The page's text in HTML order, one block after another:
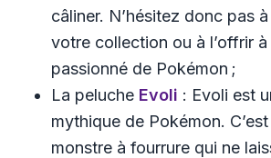
câliner. N’hésitez donc pas à
votre collection ou à l’offrir
passionné de Pokémon ;
La peluche Evoli : Evoli est
mythique de Pokémon.
monstre à fourrure qui ne